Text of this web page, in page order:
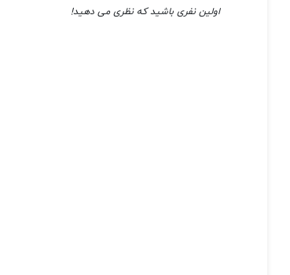
اولین نفری باشید که نظری می دهید!